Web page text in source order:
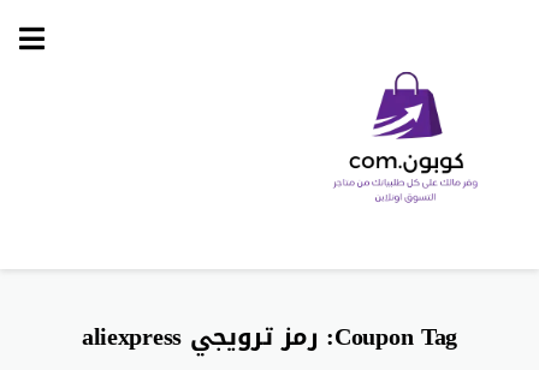
Skip
Coupon Tag: رمز ترويجي aliexpress